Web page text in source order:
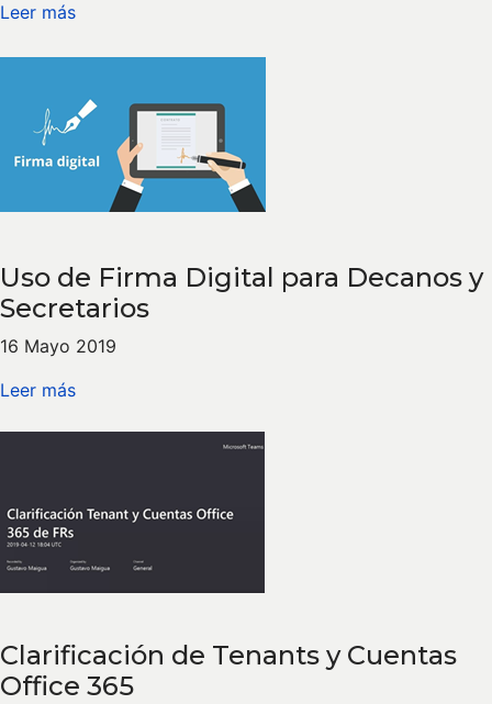
Leer más
Uso de Firma Digital para Decanos y
Secretarios
16 Mayo 2019
Leer más
Clarificación de Tenants y Cuentas
Office 365